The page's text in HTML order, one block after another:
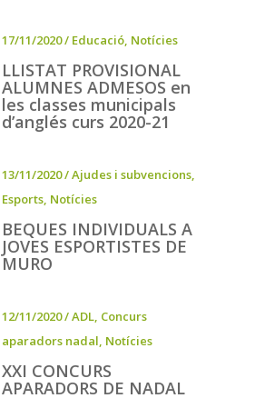
17/11/2020/ Educació, Notícies
LLISTAT PROVISIONAL
ALUMNES ADMESOS en
les classes municipals
d’anglés curs 2020-21
13/11/2020/Ajudes i subvencions,
Esports, Notícies
BEQUES INDIVIDUALS A
JOVES ESPORTISTES DE
MURO
12/11/2020/ADL, Concurs
aparadors nadal, Notícies
XXI CONCURS
APARADORS DE NADAL